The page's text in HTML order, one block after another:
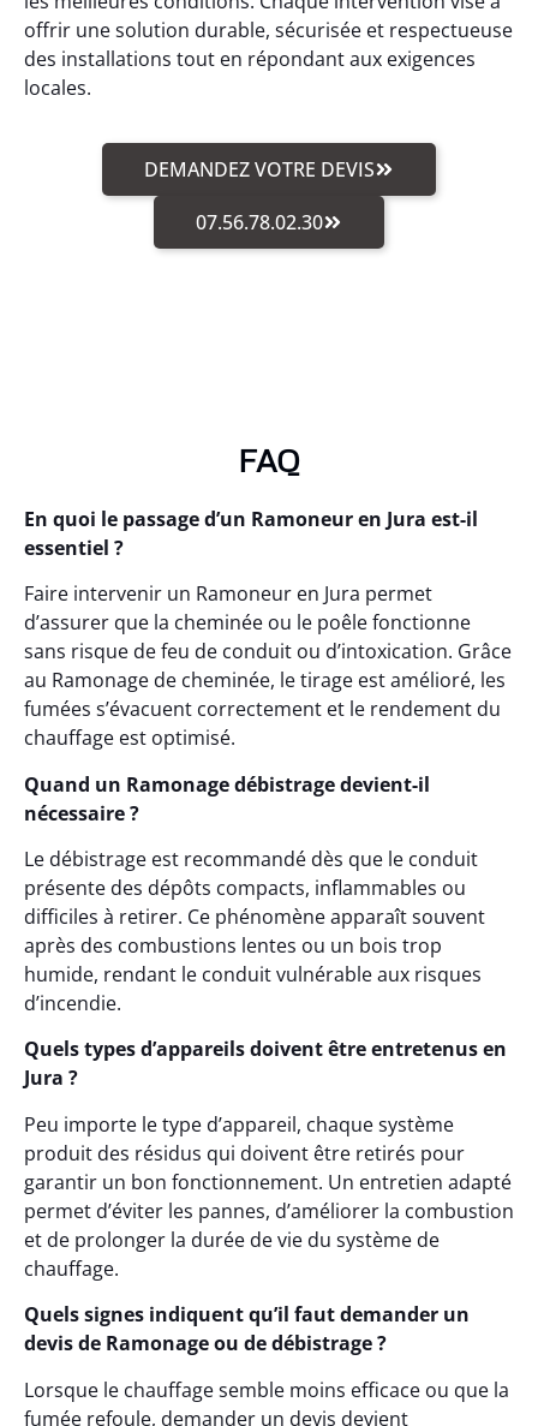
offrir une solution durable, sécurisée et respectueuse
des installations tout en répondant aux exigences
locales.
DEMANDEZ VOTRE DEVIS
07.56.78.02.30
FAQ
En quoi le passage d’un Ramoneur en Jura est-il
essentiel ?
Faire intervenir un Ramoneur en Jura permet
d’assurer que la cheminée ou le poêle fonctionne
sans risque de feu de conduit ou d’intoxication. Grâce
au Ramonage de cheminée, le tirage est amélioré, les
fumées s’évacuent correctement et le rendement du
chauffage est optimisé.
Quand un Ramonage débistrage devient-il
nécessaire ?
Le débistrage est recommandé dès que le conduit
présente des dépôts compacts, inflammables ou
difficiles à retirer. Ce phénomène apparaît souvent
après des combustions lentes ou un bois trop
humide, rendant le conduit vulnérable aux risques
d’incendie.
Quels types d’appareils doivent être entretenus en
Jura ?
Peu importe le type d’appareil, chaque système
produit des résidus qui doivent être retirés pour
garantir un bon fonctionnement. Un entretien adapté
permet d’éviter les pannes, d’améliorer la combustion
et de prolonger la durée de vie du système de
chauffage.
Quels signes indiquent qu’il faut demander un
devis de Ramonage ou de débistrage ?
Lorsque le chauffage semble moins efficace ou que la
fumée refoule, demander un devis devient